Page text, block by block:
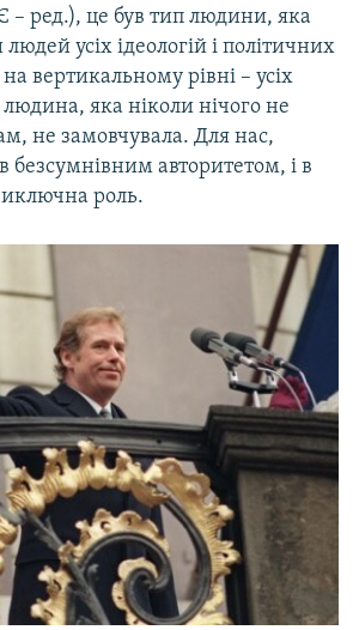
– ред.), це був тип людини, яка
людей усіх ідеологій і політичних
вертикальному рівні – усіх
яка ніколи нічого не
не замовчувала. Для нас,
безсумнівним авторитетом, і в
роль.